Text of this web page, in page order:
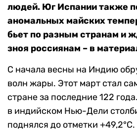
людей. Юг Испании также
аномальных майских
бьет по разным странам и
зноя россиянам – в
С начала весны на Индию
волн жары. Этот март стал
стране за последние 122
в индийском Нью-Дели
поднялся до отметки +49,2°C.